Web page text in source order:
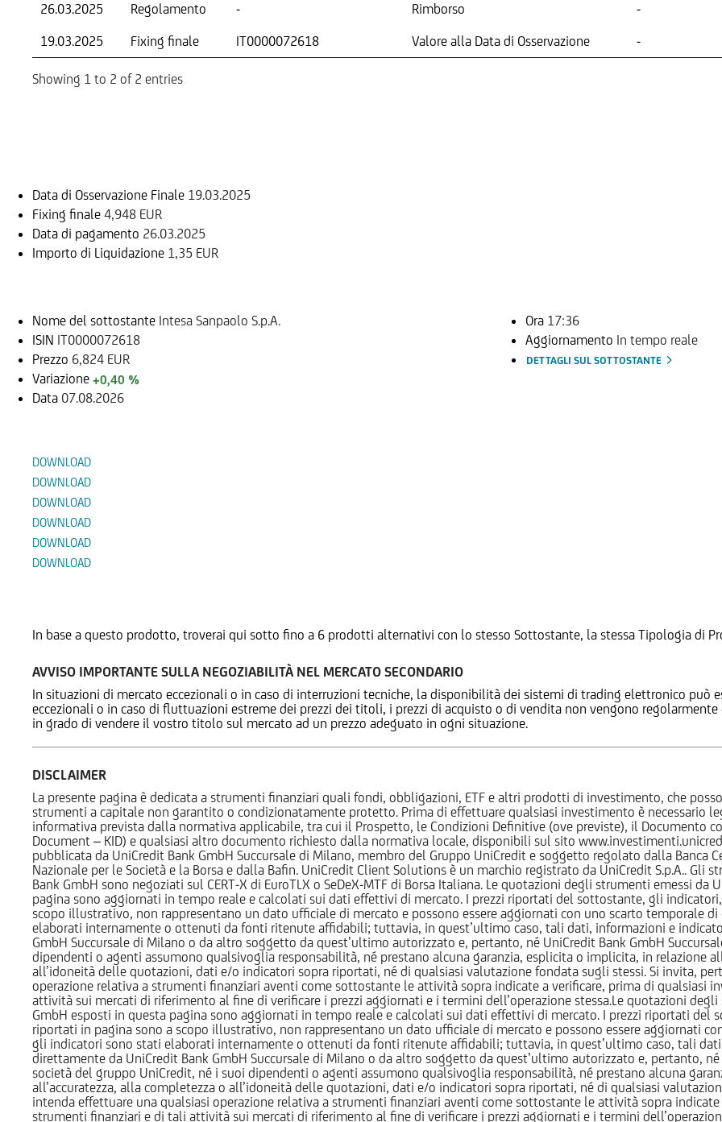
26.03.2025 Regolamento - Rimborso -
19.03.2025
Fixing finale IT0000072618 Valore alla Data di Osservazione -
Showing 1 to 2 of 2 entries
Data di Osservazione Finale 19.03.2025
Fixing finale 4,948 EUR
Data di pagamento 26.03.2025
Importo di Liquidazione 1,35 EUR
Nome del sottostante Intesa Sanpaolo S.p.A.
ISIN IT0000072618
Prezzo 6,824 EUR
Variazione +0,40 %
Data 07.08.2026
Ora 17:36
Aggiornamento In tempo reale
DETTAGLI SUL SOTTOSTANTE
DOWNLOAD
DOWNLOAD
DOWNLOAD
DOWNLOAD
DOWNLOAD
DOWNLOAD
In base a questo prodotto, troverai qui sotto fino a 6 prodotti alternativi con lo stesso Sottostante, la stessa Tipologia di
AVVISO IMPORTANTE SULLA NEGOZIABILITÀ NEL MERCATO SECONDARIO
In situazioni di mercato eccezionali o in caso di interruzioni tecniche, la disponibilità dei sistemi di trading elettronico può
eccezionali o in caso di fluttuazioni estreme dei prezzi dei titoli, i prezzi di acquisto o di vendita non vengono
in grado di vendere il vostro titolo sul mercato ad un prezzo adeguato in ogni situazione.
DISCLAIMER
La presente pagina è dedicata a strumenti finanziari quali fondi, obbligazioni, ETF e altri prodotti di investimento, che
strumenti a capitale non garantito o condizionatamente protetto. Prima di effettuare qualsiasi investimento è necessario
informativa prevista dalla normativa applicabile, tra cui il Prospetto, le Condizioni Definitive (ove previste), il Documento
Document – KID) e qualsiasi altro documento richiesto dalla normativa locale, disponibili sul sito
pubblicata da UniCredit Bank GmbH Succursale di Milano, membro del Gruppo UniCredit e soggetto regolato dalla Banca
Nazionale per le Società e la Borsa e dalla Bafin. UniCredit Client Solutions è un marchio registrato da UniCredit S.p.A.. Gli
Bank GmbH sono negoziati sul CERT-X di EuroTLX o SeDeX-MTF di Borsa Italiana. Le quotazioni degli strumenti emessi da
pagina sono aggiornati in tempo reale e calcolati sui dati effettivi di mercato. I prezzi riportati del sottostante, gli
scopo illustrativo, non rappresentano un dato ufficiale di mercato e possono essere aggiornati con uno scarto temporale
elaborati internamente o ottenuti da fonti ritenute affidabili; tuttavia, in quest’ultimo caso, tali dati, informazioni e
GmbH Succursale di Milano o da altro soggetto da quest’ultimo autorizzato e, pertanto, né UniCredit Bank GmbH
dipendenti o agenti assumono qualsivoglia responsabilità, né prestano alcuna garanzia, esplicita o implicita, in relazione
all’idoneità delle quotazioni, dati e/o indicatori sopra riportati, né di qualsiasi valutazione fondata sugli stessi. Si invita,
operazione relativa a strumenti finanziari aventi come sottostante le attività sopra indicate a verificare, prima di qualsiasi
attività sui mercati di riferimento al fine di verificare i prezzi aggiornati e i termini dell’operazione stessa.Le quotazioni degli
GmbH esposti in questa pagina sono aggiornati in tempo reale e calcolati sui dati effettivi di mercato. I prezzi riportati
riportati in pagina sono a scopo illustrativo, non rappresentano un dato ufficiale di mercato e possono essere aggiornati
gli indicatori sono stati elaborati internamente o ottenuti da fonti ritenute affidabili; tuttavia, in quest’ultimo caso, tali
direttamente da UniCredit Bank GmbH Succursale di Milano o da altro soggetto da quest’ultimo autorizzato e, pertanto,
società del gruppo UniCredit, né i suoi dipendenti o agenti assumono qualsivoglia responsabilità, né prestano alcuna
all’accuratezza, alla completezza o all’idoneità delle quotazioni, dati e/o indicatori sopra riportati, né di qualsiasi
intenda effettuare una qualsiasi operazione relativa a strumenti finanziari aventi come sottostante le attività sopra
strumenti finanziari e di tali attività sui mercati di riferimento al fine di verificare i prezzi aggiornati e i termini